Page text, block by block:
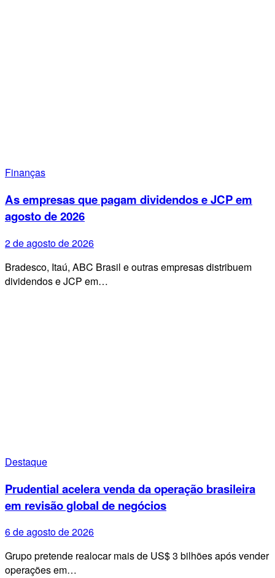
Finanças
As empresas que pagam dividendos e JCP em
agosto de 2026
2 de agosto de 2026
Bradesco, Itaú, ABC Brasil e outras empresas distribuem
dividendos e JCP em…
Destaque
Prudential acelera venda da operação brasileira
em revisão global de negócios
6 de agosto de 2026
Grupo pretende realocar mais de US$ 3 bilhões após vender
operações em…